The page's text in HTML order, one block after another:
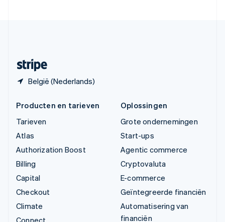
België (Nederlands)
Producten en tarieven
Tarieven
Atlas
Authorization Boost
Billing
Capital
Checkout
Climate
Oplossingen
Grote ondernemingen
Start-ups
Agentic commerce
Cryptovaluta
E-commerce
Geïntegreerde financiën
Automatisering van
financiën